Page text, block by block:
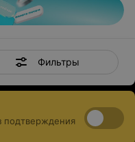
Фильтры
подтверждения